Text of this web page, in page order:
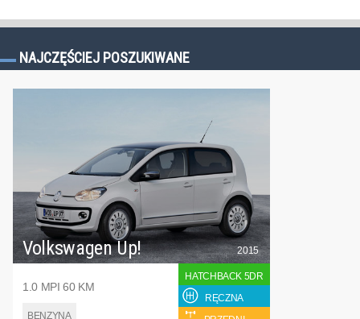
NAJCZĘŚCIEJ POSZUKIWANE
Volkswagen Up!
1.0 MPI 60 KM
BENZYNA
2015
HATCHBACK 5DR
RĘCZNA